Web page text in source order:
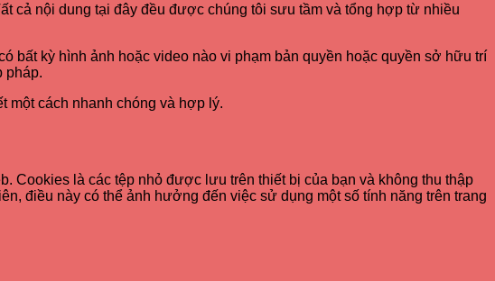
cả nội dung tại đây đều được chúng tôi sưu tầm và tổng hợp từ nhiều
bất kỳ hình ảnh hoặc video nào vi phạm bản quyền hoặc quyền sở hữu trí
pháp.
một cách nhanh chóng và hợp lý.
là các tệp nhỏ được lưu trên thiết bị của bạn và không thu thập
điều này có thể ảnh hưởng đến việc sử dụng một số tính năng trên trang